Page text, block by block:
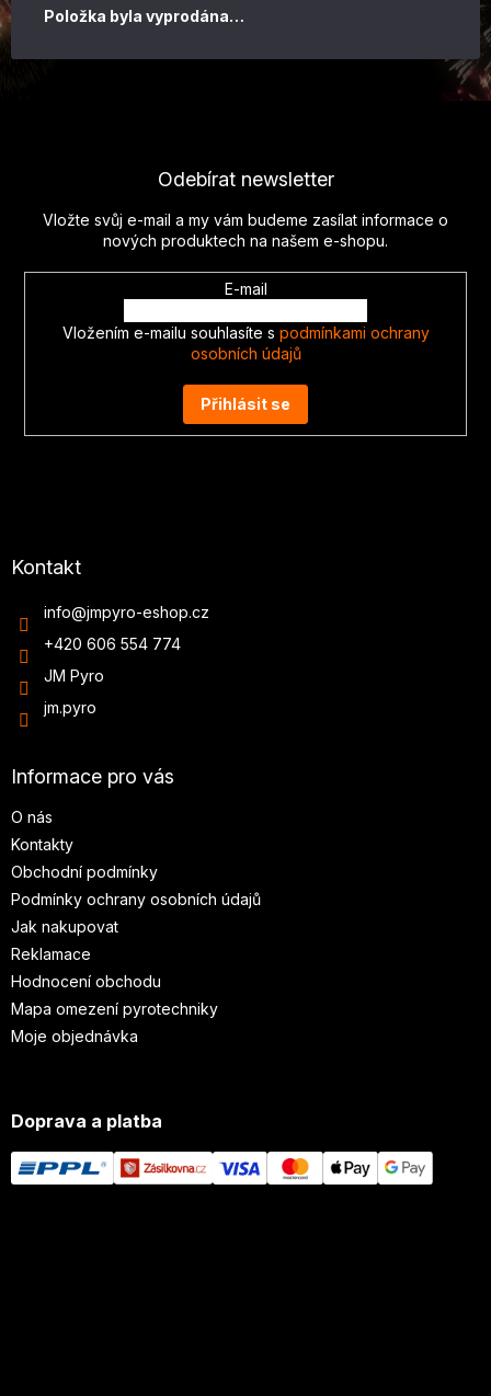
Položka byla vyprodána…
Odebírat newsletter
Vložte svůj e-mail a my vám budeme zasílat informace o
nových produktech na našem e-shopu.
E-mail
Vložením e-mailu souhlasíte s podmínkami ochrany
osobních údajů
Přihlásit se
Kontakt
info@jmpyro-eshop.cz
+420 606 554 774
JM Pyro
jm.pyro
Informace pro vás
O nás
Kontakty
Obchodní podmínky
Podmínky ochrany osobních údajů
Jak nakupovat
Reklamace
Hodnocení obchodu
Mapa omezení pyrotechniky
Moje objednávka
Doprava a platba